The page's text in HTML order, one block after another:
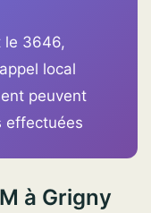
le 3646,
local
peuvent
effectuées
à Grigny